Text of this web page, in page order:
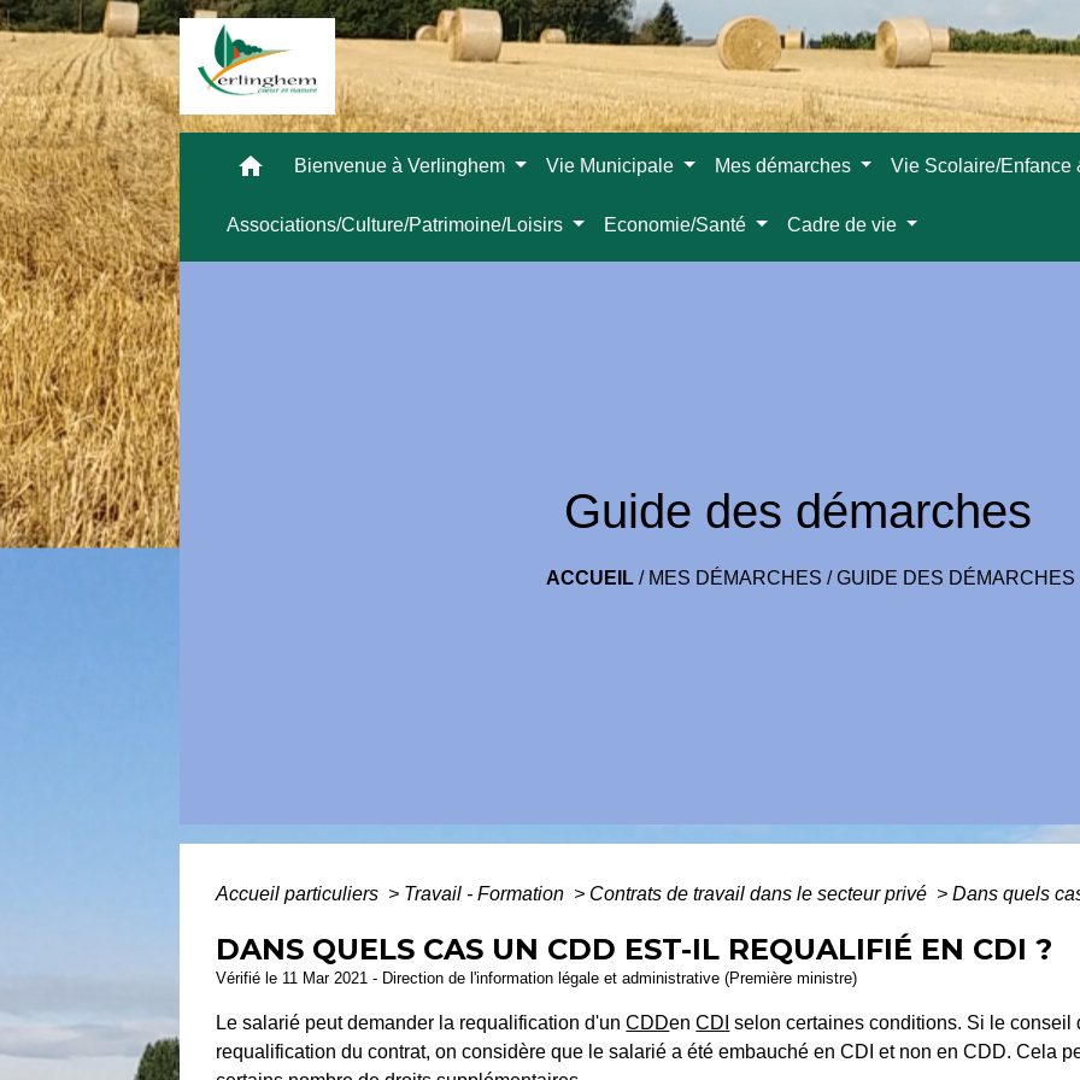
home Bienvenue à Verlinghem Vie Municipale Mes démarches Vie Scolaire/Enfance
Associations/Culture/Patrimoine/Loisirs Economie/Santé Cadre de vie
Guide des démarches
ACCUEIL/ MES DÉMARCHES /GUIDE DES DÉMARCHES
Accueil particuliers > Travail - Formation > Contrats de travail dans le secteur privé > Dans quels
DANS QUELS CAS UN CDD EST-IL REQUALIFIÉ EN CDI ?
Vérifié le 11 Mar 2021 - Direction de l'information légale et administrative (Première ministre)
Le salarié peut demander la requalification d'unCDDenCDI selon certaines conditions. Si le
requalification du contrat, on considère que le salarié a été embauché en CDI et non en CDD. Cela